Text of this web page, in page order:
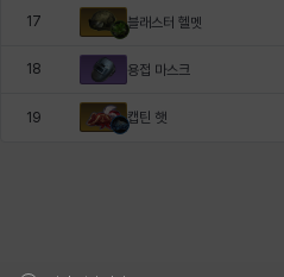
17 블래스터 헬멧
18 용접 마스크
19 캡틴 햇